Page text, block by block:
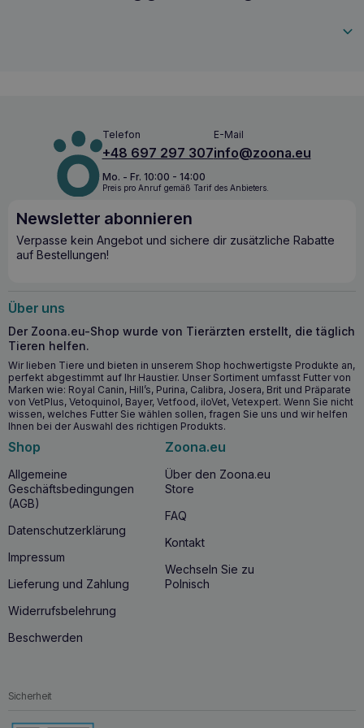
Haut vermeiden. Bei Berührung mit den Augen sofort
gründlich mit Wasser ausspülen und einen Arzt aufsuchen.
Bei Berührung mit der Haut gründlich mit Wasser
abwaschen.Verpackung:150ml
Telefon
+48 697 297 307
E-Mail
info@zoona.eu
Mo. - Fr. 10:00 - 14:00
Preis pro Anruf gemäß Tarif des Anbieters.
Newsletter abonnieren
Verpasse kein Angebot und sichere dir zusätzliche Rabatte
auf Bestellungen!
Über uns
Der Zoona.eu-Shop wurde von Tierärzten erstellt, die täglich
Tieren helfen.
Wir lieben Tiere und bieten in unserem Shop hochwertigste Produkte an,
perfekt abgestimmt auf Ihr Haustier. Unser Sortiment umfasst Futter von
Marken wie: Royal Canin, Hill’s, Purina, Calibra, Josera, Brit und Präparate
von VetPlus, Vetoquinol, Bayer, Vetfood, iloVet, Vetexpert. Wenn Sie nicht
wissen, welches Futter Sie wählen sollen, fragen Sie uns und wir helfen
Ihnen bei der Auswahl des richtigen Produkts.
Shop
Allgemeine
Geschäftsbedingungen
(AGB)
Datenschutzerklärung
Impressum
Lieferung und Zahlung
Widerrufsbelehrung
Beschwerden
Zoona.eu
Über den Zoona.eu
Store
FAQ
Kontakt
Wechseln Sie zu
Polnisch
Sicherheit